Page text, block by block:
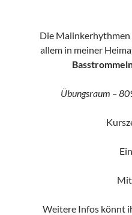
Die Malinkerhythmen
allem in meiner
Übungsraum –
Weitere Infos könnt